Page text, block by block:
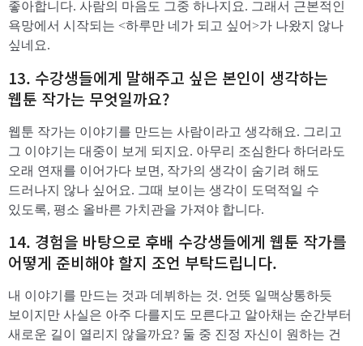
좋아합니다. 사람의 마음도 그중 하나지요. 그래서 근본적인
욕망에서 시작되는 <하루만 네가 되고 싶어>가 나왔지 않나
싶네요.
​13. 수강생들에게 말해주고 싶은 본인이 생각하는
웹툰 작가는 무엇일까요?
웹툰 작가는 이야기를 만드는 사람이라고 생각해요. 그리고
그 이야기는 대중이 보게 되지요. 아무리 조심한다 하더라도
오래 연재를 이어가다 보면, 작가의 생각이 숨기려 해도
드러나지 않나 싶어요. 그때 보이는 생각이 도덕적일 수
있도록, 평소 올바른 가치관을 가져야 합니다.
​14. 경험을 바탕으로 후배 수강생들에게 웹툰 작가를
어떻게 준비해야 할지 조언 부탁드립니다.
내 이야기를 만드는 것과 데뷔하는 것. 언뜻 일맥상통하듯
보이지만 사실은 아주 다를지도 모른다고 알아채는 순간부터
새로운 길이 열리지 않을까요? 둘 중 진정 자신이 원하는 건